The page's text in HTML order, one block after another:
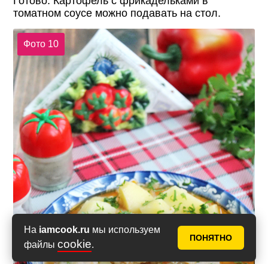
На iamcook.ru мы используем
файлы cookie.
ПОНЯТНО
томатном соусе можно подавать на стол.
Фото 10